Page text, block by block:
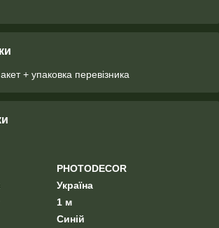
+ упаковка перевізника
PHOTODECOR
Україна
1 м
Синій